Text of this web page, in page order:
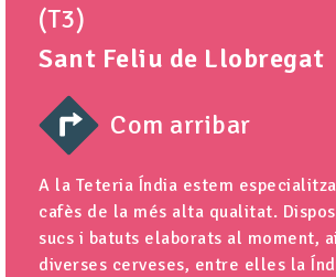
(T3)
Sant Feliu de Llobregat
Com arribar
A la Teteria Índia estem
cafès de la més alta qualitat.
sucs i batuts elaborats al moment,
diverses cerveses, entre elles la